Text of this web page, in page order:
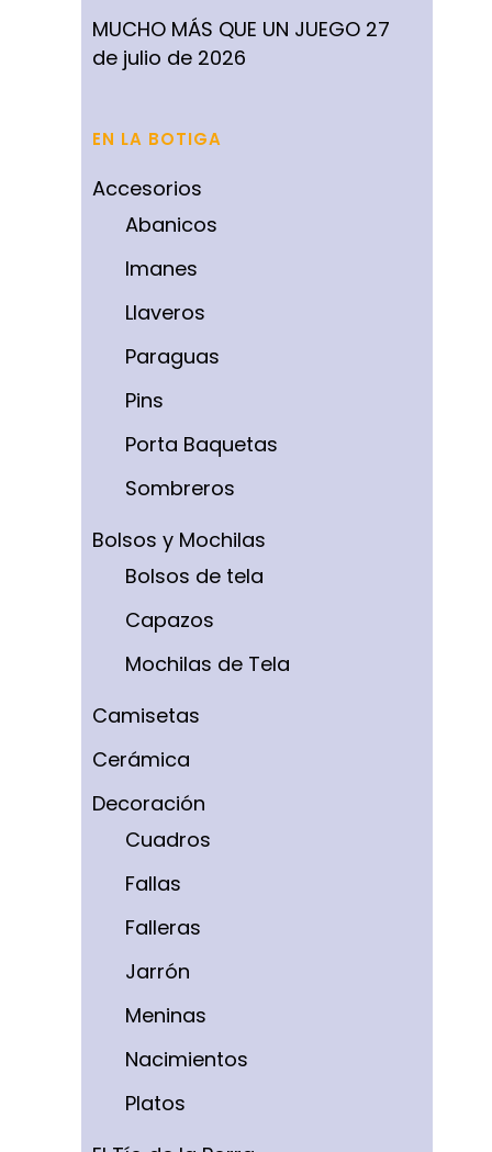
MUCHO MÁS QUE UN JUEGO 27
de julio de 2026
EN LA BOTIGA
Accesorios
Abanicos
Imanes
Llaveros
Paraguas
Pins
Porta Baquetas
Sombreros
Bolsos y Mochilas
Bolsos de tela
Capazos
Mochilas de Tela
Camisetas
Cerámica
Decoración
Cuadros
Fallas
Falleras
Jarrón
Meninas
Nacimientos
Platos